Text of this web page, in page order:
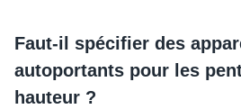
Faut-il spécifier des
autoportants pour les
hauteur ?